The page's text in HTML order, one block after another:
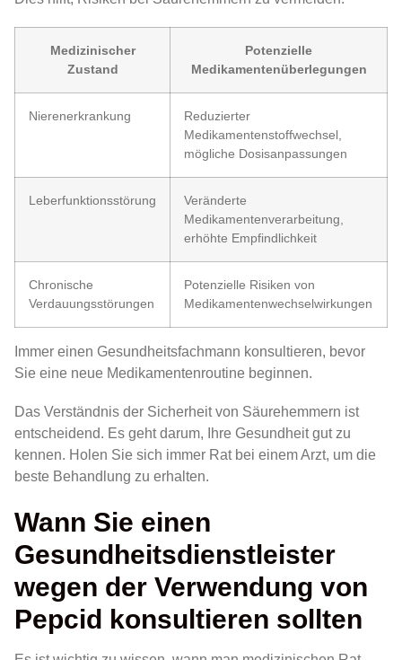
Medizinischer
Zustand
Potenzielle
Medikamentenüberlegungen
Nierenerkrankung
Reduzierter
Medikamentenstoffwechsel,
mögliche Dosisanpassungen
Leberfunktionsstörung
Veränderte
Medikamentenverarbeitung,
erhöhte Empfindlichkeit
Chronische
Verdauungsstörungen
Potenzielle Risiken von
Medikamentenwechselwirkungen
Immer einen Gesundheitsfachmann konsultieren, bevor
Sie eine neue Medikamentenroutine beginnen.
Das Verständnis der Sicherheit von Säurehemmern ist
entscheidend. Es geht darum, Ihre Gesundheit gut zu
kennen. Holen Sie sich immer Rat bei einem Arzt, um die
beste Behandlung zu erhalten.
Wann Sie einen
Gesundheitsdienstleister
wegen der Verwendung von
Pepcid konsultieren sollten